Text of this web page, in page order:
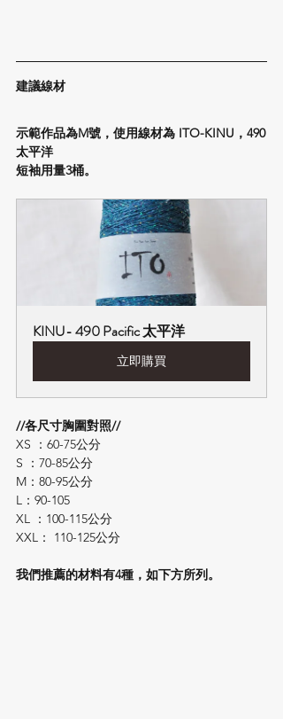
建議線材
示範作品為M號，使用線材為 ITO-KINU，490
太平洋
短袖用量3桶。​
KINU- 490 Pacific 太平洋
立即購買
//各尺寸胸圍對照//
XS ：60-75公分
S ：70-85公分
M：80-95公分
L：90-105
XL ：100-115公分
XXL： 110-125公分
我們推薦的材料有4種，如下方所列。